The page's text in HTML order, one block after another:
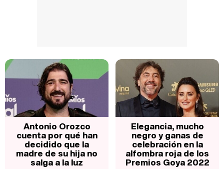
Antonio Orozco
cuenta por qué han
decidido que la
madre de su hija no
salga a la luz
Elegancia, mucho
negro y ganas de
celebración en la
alfombra roja de los
Premios Goya 2022